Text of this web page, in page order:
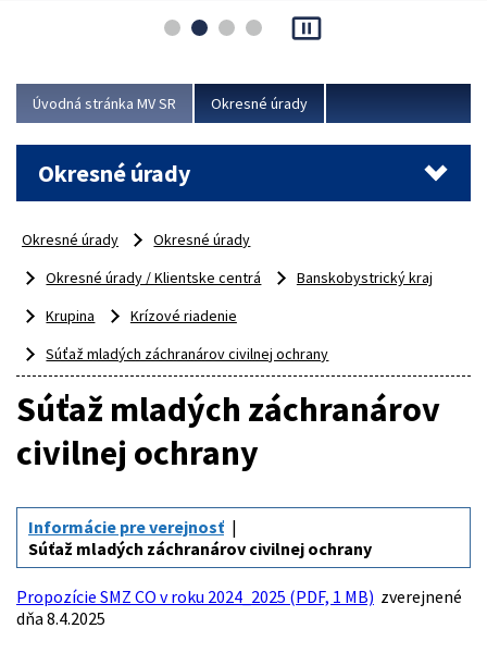
asociácie poisťovní (SLASPO) a Ministerstva vnútra SR.
Viac
pause_presentation
Úvodná stránka MV SR Okresné úrady
Okresné úrady
Okresné úrady
Okresné úrady
Okresné úrady / Klientske centrá
Banskobystrický kraj
Krupina
Krízové riadenie
Súťaž mladých záchranárov civilnej ochrany
Súťaž mladých záchranárov
civilnej ochrany
Informácie pre verejnosť
Súťaž mladých záchranárov civilnej ochrany
Propozície SMZ CO v roku 2024_2025 (PDF, 1 MB) zverejnené
dňa 8.4.2025